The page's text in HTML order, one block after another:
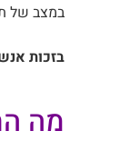
במצב של
בזכות
מה